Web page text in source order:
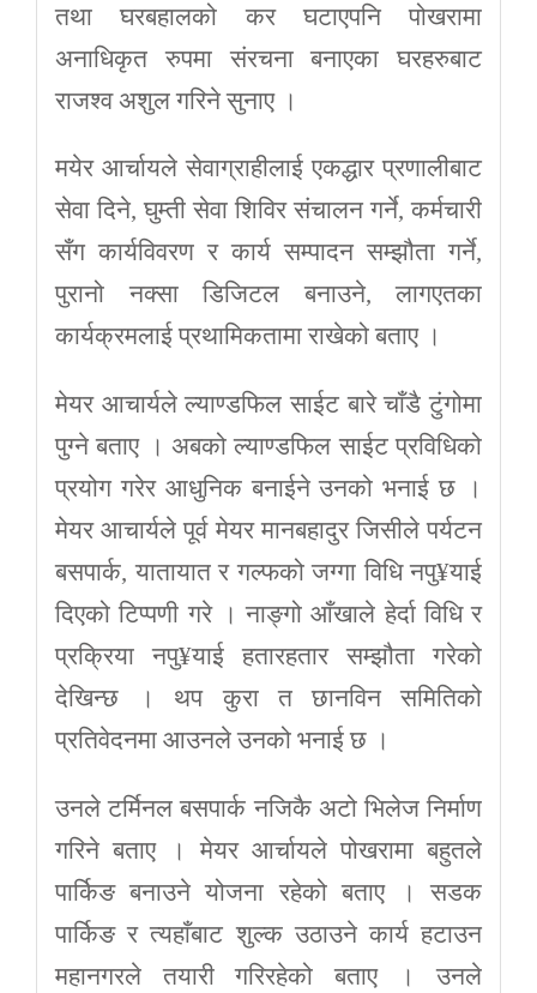
तथा घरबहालको कर घटाएपनि पोखरामा
अनाधिकृत रुपमा संरचना बनाएका घरहरुबाट
राजश्व अशुल गरिने सुनाए ।
मयेर आर्चायले सेवाग्राहीलाई एकद्धार प्रणालीबाट
सेवा दिने, घुम्ती सेवा शिविर संचालन गर्ने, कर्मचारी
सँग कार्यविवरण र कार्य सम्पादन सम्झौता गर्ने,
पुरानो नक्सा डिजिटल बनाउने, लागएतका
कार्यक्रमलाई प्रथामिकतामा राखेको बताए ।
मेयर आचार्यले ल्याण्डफिल साईट बारे चाँडै टुंगोमा
पुग्ने बताए । अबको ल्याण्डफिल साईट प्रविधिको
प्रयोग गरेर आधुनिक बनाईने उनको भनाई छ ।
मेयर आचार्यले पूर्व मेयर मानबहादुर जिसीले पर्यटन
बसपार्क, यातायात र गल्फको जग्गा विधि नपु¥याई
दिएको टिप्पणी गरे । नाङ्गो आँखाले हेर्दा विधि र
प्रक्रिया नपु¥याई हतारहतार सम्झौता गरेको
देखिन्छ । थप कुरा त छानविन समितिको
प्रतिवेदनमा आउनले उनको भनाई छ ।
उनले टर्मिनल बसपार्क नजिकै अटो भिलेज निर्माण
गरिने बताए । मेयर आर्चायले पोखरामा बहुतले
पार्किङ बनाउने योजना रहेको बताए । सडक
पार्किङ र त्यहाँबाट शुल्क उठाउने कार्य हटाउन
महानगरले तयारी गरिरहेको बताए । उनले